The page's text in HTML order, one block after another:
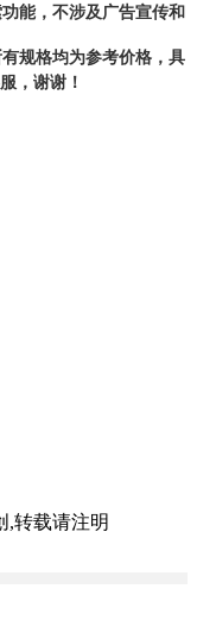
能，不涉及广告宣传和
规格均为参考价格，具
，谢谢！
,转载请注明